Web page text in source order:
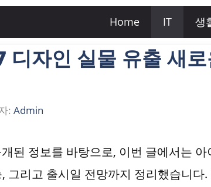
Home IT 생
디자인 실물 유출 새
: Admin
된 정보를 바탕으로, 이번 글에서는
그리고 출시일 전망까지 정리했습니다